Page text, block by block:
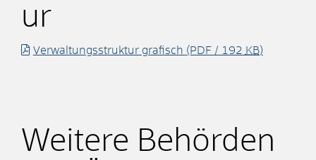
ur
Verwaltungsstruktur grafisch (PDF / 192 KB)
Weitere Behörden